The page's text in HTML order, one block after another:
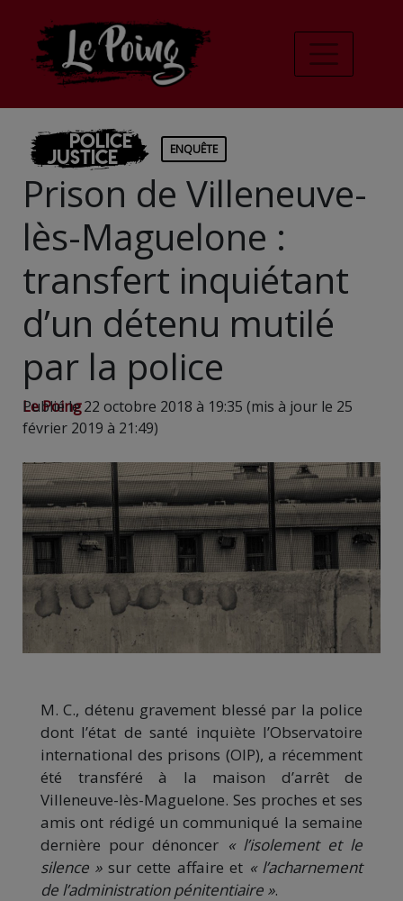
Police
Justice ENQUÊTE
Prison de Villeneuve-
lès-Maguelone :
transfert inquiétant
d’un détenu mutilé
par la police
Le Poing
Publié le 22 octobre 2018 à 19:35 (mis à jour le 25
février 2019 à 21:49)
M. C., détenu gravement blessé par la police
dont l’état de santé inquiète l’Observatoire
international des prisons (OIP), a récemment
été transféré à la maison d’arrêt de
Villeneuve-lès-Maguelone. Ses proches et ses
amis ont rédigé un communiqué la semaine
dernière pour dénoncer « l’isolement et le
silence »sur cette affaire et « l’acharnement
de l’administration pénitentiaire ».